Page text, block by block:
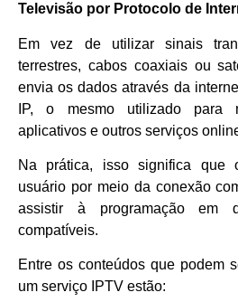
Televisão por Protocolo de
Em vez de utilizar sinais
terrestres, cabos coaxiais ou
envia os dados através da
IP, o mesmo utilizado para
aplicativos e outros serviços
Na prática, isso significa que
usuário por meio da conexão
assistir à programação em
compatíveis.
Entre os conteúdos que podem
um serviço IPTV estão: